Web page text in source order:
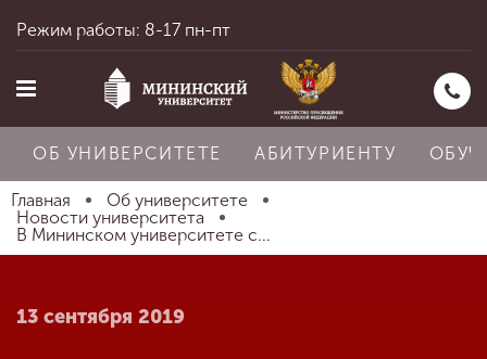
Главная
Режим работы: 8-17 пн-пт
ОБ УНИВЕРСИТЕТЕ АБИТУРИЕНТУ
Главная
Об университете
Новости университета
В Мининском университете с...
13 сентября 2019